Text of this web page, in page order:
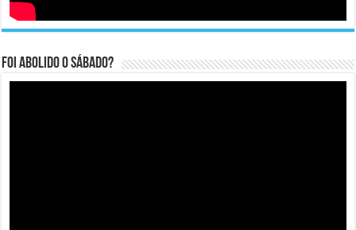
Foi abolido o sábado?